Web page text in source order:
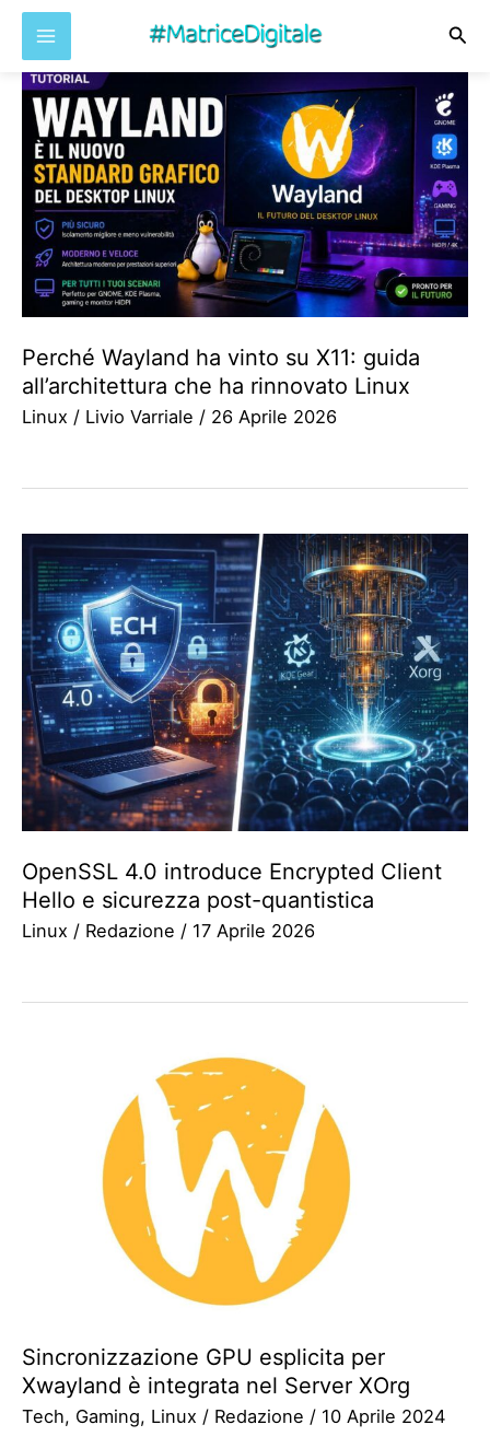
contenuto
Perché Wayland ha vinto su X11: guida
all’architettura che ha rinnovato Linux
Linux / Livio Varriale / 26 Aprile 2026
OpenSSL 4.0 introduce Encrypted Client
Hello e sicurezza post-quantistica
Linux / Redazione / 17 Aprile 2026
Sincronizzazione GPU esplicita per
Xwayland è integrata nel Server XOrg
Tech, Gaming, Linux / Redazione / 10 Aprile 2024